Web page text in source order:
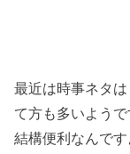
最近は時事ネタは
て方も多いよう
結構便利なんです